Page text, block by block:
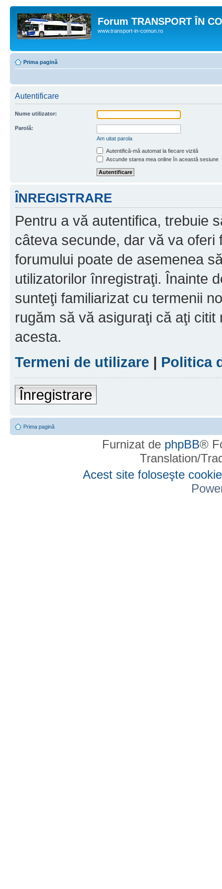
Forum TRANSPORT ÎN
www.transport-in-comun.ro
Prima pagină
Autentificare
Nume utilizator:
Parolă:
Am uitat parola
Autentifică-mă automat la fiecare vizită
Ascunde starea mea online în această sesiune
ÎNREGISTRARE
Pentru a vă autentifica, trebuie
câteva secunde, dar vă va oferi
forumului poate de asemenea
utilizatorilor înregistraţi. Înainte
sunteţi familiarizat cu termenii
rugăm să vă asiguraţi că aţi
acesta.
Termeni de utilizare | Politica
Înregistrare
Prima pagină
Furnizat de phpBB®
Translation/
Acest site foloseşte